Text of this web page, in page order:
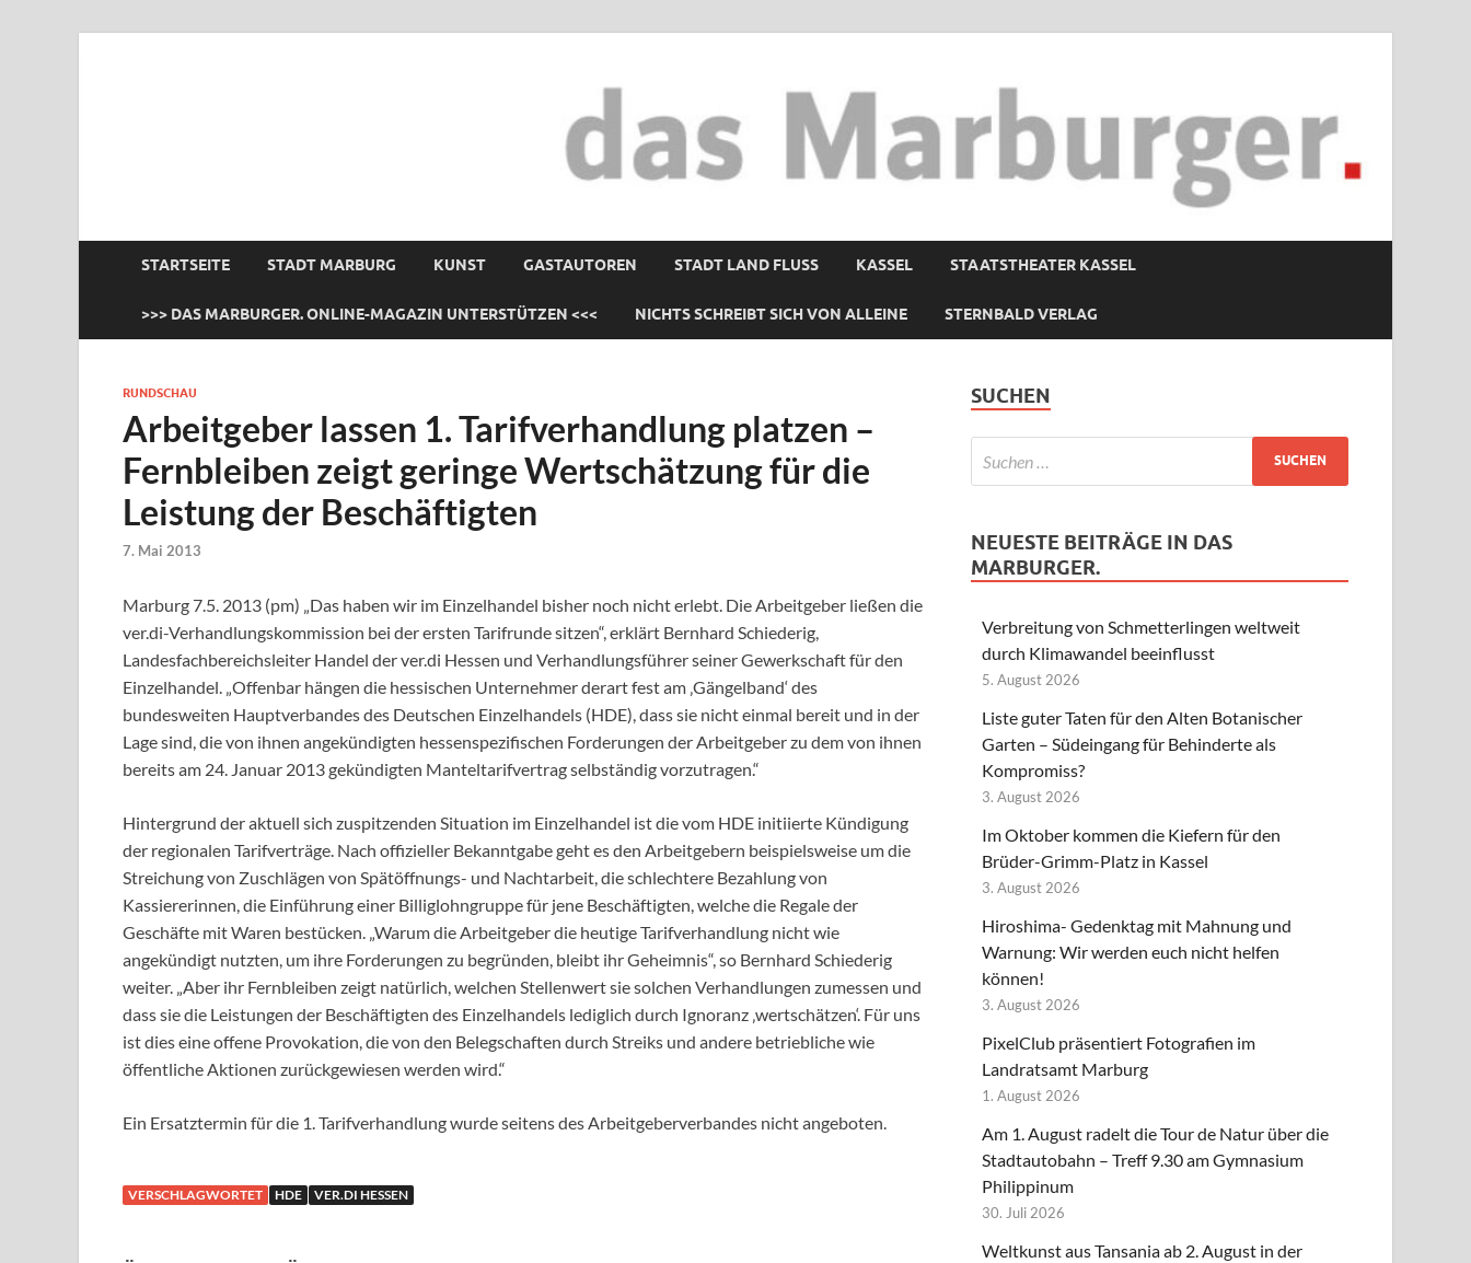
STARTSEITE STADT MARBURG KUNST GASTAUTOREN STADT LAND FLUSS KASSEL STAATSTHEATER KASSEL
>>> DAS MARBURGER. ONLINE-MAGAZIN UNTERSTÜTZEN <<< NICHTS SCHREIBT SICH VON ALLEINE STERNBALD VERLAG
RUNDSCHAU
Arbeitgeber lassen 1. Tarifverhandlung platzen –
Fernbleiben zeigt geringe Wertschätzung für die
Leistung der Beschäftigten
7. Mai 2013
Marburg 7.5. 2013 (pm) „Das haben wir im Einzelhandel bisher noch nicht erlebt. Die Arbeitgeber ließen die
ver.di-Verhandlungskommission bei der ersten Tarifrunde sitzen“, erklärt Bernhard Schiederig,
Landesfachbereichsleiter Handel der ver.di Hessen und Verhandlungsführer seiner Gewerkschaft für den
Einzelhandel. „Offenbar hängen die hessischen Unternehmer derart fest am ‚Gängelband‘ des
bundesweiten Hauptverbandes des Deutschen Einzelhandels (HDE), dass sie nicht einmal bereit und in der
Lage sind, die von ihnen angekündigten hessenspezifischen Forderungen der Arbeitgeber zu dem von ihnen
bereits am 24. Januar 2013 gekündigten Manteltarifvertrag selbständig vorzutragen.“
Hintergrund der aktuell sich zuspitzenden Situation im Einzelhandel ist die vom HDE initiierte Kündigung
der regionalen Tarifverträge. Nach offizieller Bekanntgabe geht es den Arbeitgebern beispielsweise um die
Streichung von Zuschlägen von Spätöffnungs- und Nachtarbeit, die schlechtere Bezahlung von
Kassiererinnen, die Einführung einer Billiglohngruppe für jene Beschäftigten, welche die Regale der
Geschäfte mit Waren bestücken. „Warum die Arbeitgeber die heutige Tarifverhandlung nicht wie
angekündigt nutzten, um ihre Forderungen zu begründen, bleibt ihr Geheimnis“, so Bernhard Schiederig
weiter. „Aber ihr Fernbleiben zeigt natürlich, welchen Stellenwert sie solchen Verhandlungen zumessen und
dass sie die Leistungen der Beschäftigten des Einzelhandels lediglich durch Ignoranz ‚wertschätzen‘. Für uns
ist dies eine offene Provokation, die von den Belegschaften durch Streiks und andere betriebliche wie
öffentliche Aktionen zurückgewiesen werden wird.“
Ein Ersatztermin für die 1. Tarifverhandlung wurde seitens des Arbeitgeberverbandes nicht angeboten.
VERSCHLAGWORTET HDE VER.DI HESSEN
SUCHEN
NEUESTE BEITRÄGE IN DAS
MARBURGER.
Verbreitung von Schmetterlingen weltweit
durch Klimawandel beeinflusst
5. August 2026
Liste guter Taten für den Alten Botanischer
Garten – Südeingang für Behinderte als
Kompromiss?
3. August 2026
Im Oktober kommen die Kiefern für den
Brüder-Grimm-Platz in Kassel
3. August 2026
Hiroshima- Gedenktag mit Mahnung und
Warnung: Wir werden euch nicht helfen
können!
3. August 2026
PixelClub präsentiert Fotografien im
Landratsamt Marburg
1. August 2026
Am 1. August radelt die Tour de Natur über die
Stadtautobahn – Treff 9.30 am Gymnasium
Philippinum
30. Juli 2026
Weltkunst aus Tansania ab 2. August in der